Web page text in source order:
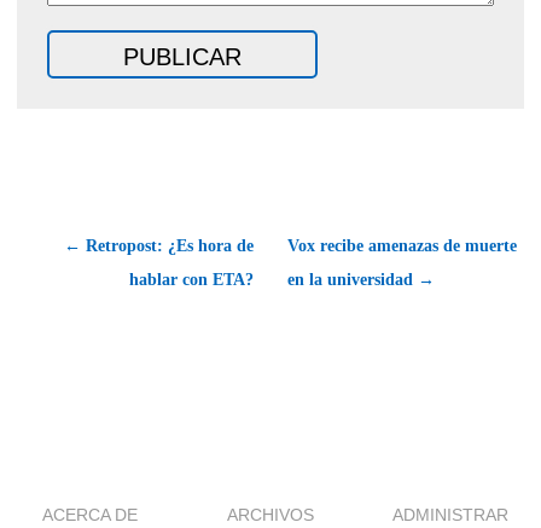
← Retropost: ¿Es hora de
hablar con ETA?
Vox recibe amenazas de muerte
en la universidad →
ACERCA DE ARCHIVOS ADMINISTRAR